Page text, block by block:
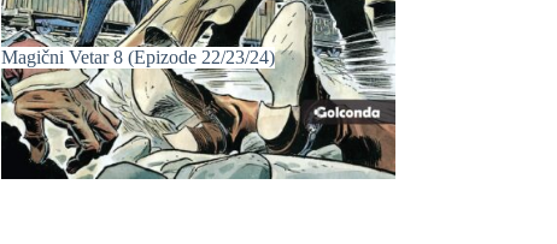
Magični Vetar 8 (Epizode 22/23/24)